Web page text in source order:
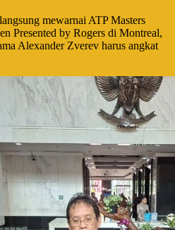
mewarnai ATP Masters
Presented by Rogers di Montreal,
Alexander Zverev harus angkat